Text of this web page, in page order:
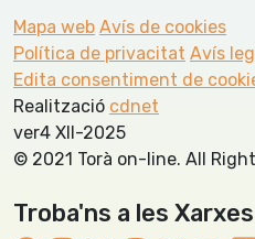
Mapa web Avís de cookies
Política de privacitat Avís
Edita consentiment de
Realització cdnet
ver4 XII-2025
© 2021 Torà on-line. All
Troba'ns a les Xarxes